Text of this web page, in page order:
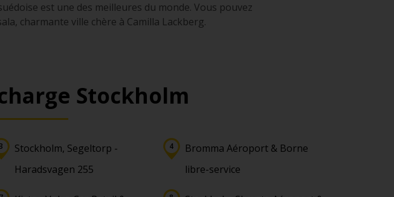
est une des meilleures du monde. Vous pouvez
charmante ville chère à Camilla Lackberg.
Stockholm
Stockholm, Segeltorp -
Haradsvagen 255
Bromma Aéroport & Borne
libre-service